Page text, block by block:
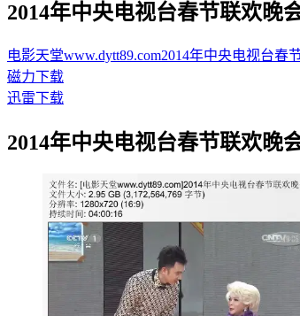
2014年中央电视台春节联欢晚会
电影天堂www.dytt89.com2014年中央电视台春
磁力下载
迅雷下载
2014年中央电视台春节联欢晚